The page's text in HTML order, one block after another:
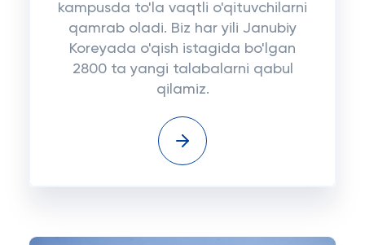
kampusda to'la vaqtli o'qituvchilarni
qamrab oladi. Biz har yili Janubiy
Koreyada o'qish istagida bo'lgan
2800 ta yangi talabalarni qabul
qilamiz.